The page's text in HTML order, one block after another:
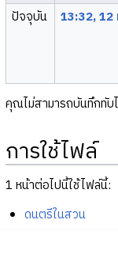
ปัจจุบัน
13:32,
คุณไม่สามารถบันทึกทับ
การใช้ไฟล์
1 หน้าต่อไปนี้ใช้ไฟล์นี้:
ดนตรีในสวน